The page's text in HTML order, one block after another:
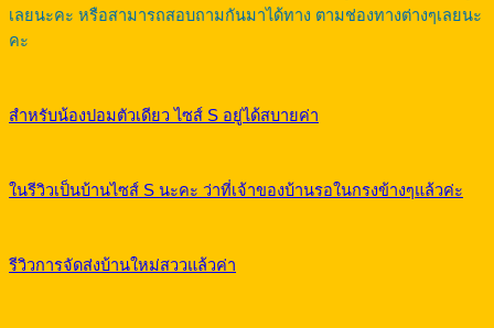
เลยนะคะ หรือสามารถสอบถามกันมาได้ทาง ตามช่องทางต่างๆเลยนะ
คะ
สำหรับน้องปอมตัวเดียว ไซส์ S อยู่ได้สบายค่า
ในรีวิวเป็นบ้านไซส์ S นะคะ ว่าที่เจ้าของบ้านรอในกรงข้างๆแล้วค่ะ
รีวิวการจัดส่งบ้านใหม่สววแล้วค่า